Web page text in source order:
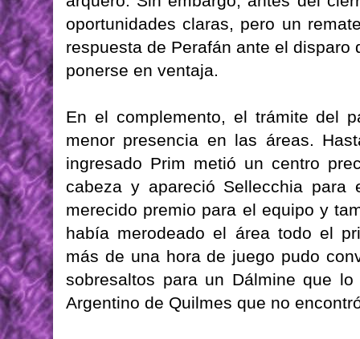
oportunidades claras, pero un
respuesta de Perafán ante el
ponerse en ventaja.
En el complemento, el trámite del
menor presencia en las áreas.
ingresado Prim metió un centro
cabeza y apareció Sellecchia
merecido premio para el equipo y
había merodeado el área todo el
más de una hora de juego pudo
sobresaltos para un Dálmine que
Argentino de Quilmes que no